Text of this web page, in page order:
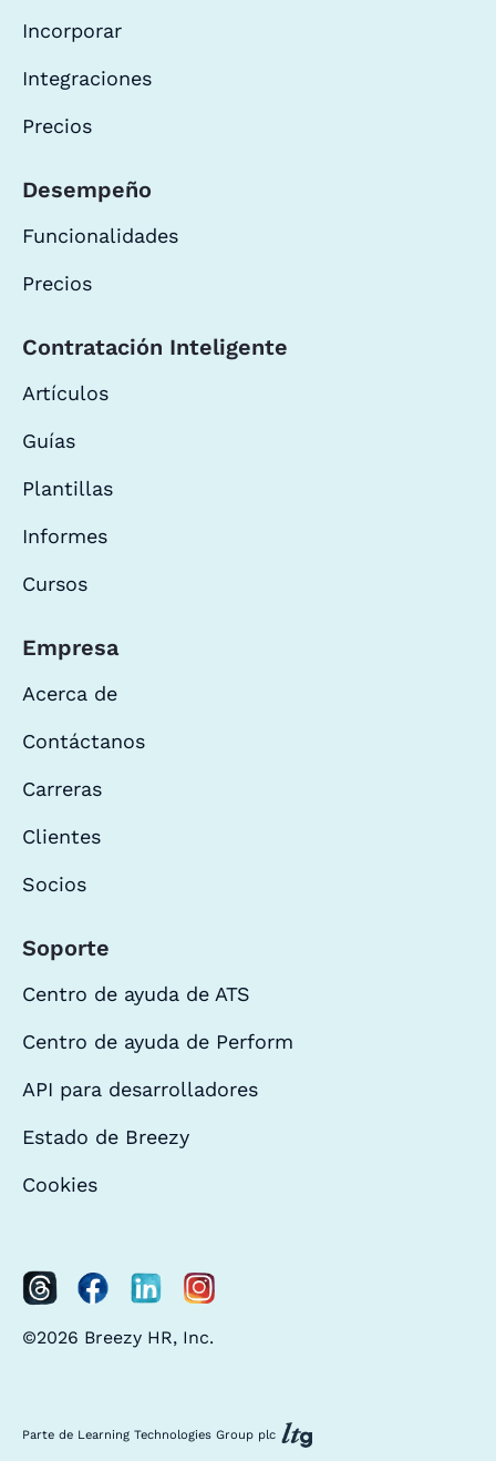
Incorporar
Integraciones
Precios
Desempeño
Funcionalidades
Precios
Contratación Inteligente
Artículos
Guías
Plantillas
Informes
Cursos
Empresa
Acerca de
Contáctanos
Carreras
Clientes
Socios
Soporte
Centro de ayuda de ATS
Centro de ayuda de Perform
API para desarrolladores
Estado de Breezy
Cookies
©2026 Breezy HR, Inc.
Parte de Learning Technologies Group plc